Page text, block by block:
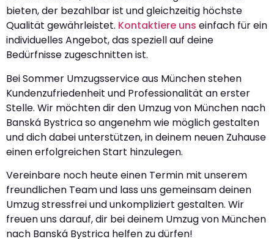
bieten, der bezahlbar ist und gleichzeitig höchste
Qualität gewährleistet. Kontaktiere uns einfach für ein
individuelles Angebot, das speziell auf deine
Bedürfnisse zugeschnitten ist.
Bei Sommer Umzugsservice aus München stehen
Kundenzufriedenheit und Professionalität an erster
Stelle. Wir möchten dir den Umzug von München nach
Banská Bystrica so angenehm wie möglich gestalten
und dich dabei unterstützen, in deinem neuen Zuhause
einen erfolgreichen Start hinzulegen.
Vereinbare noch heute einen Termin mit unserem
freundlichen Team und lass uns gemeinsam deinen
Umzug stressfrei und unkompliziert gestalten. Wir
freuen uns darauf, dir bei deinem Umzug von München
nach Banská Bystrica helfen zu dürfen!